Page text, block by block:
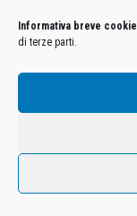
Informativa breve cookie
di terze parti.